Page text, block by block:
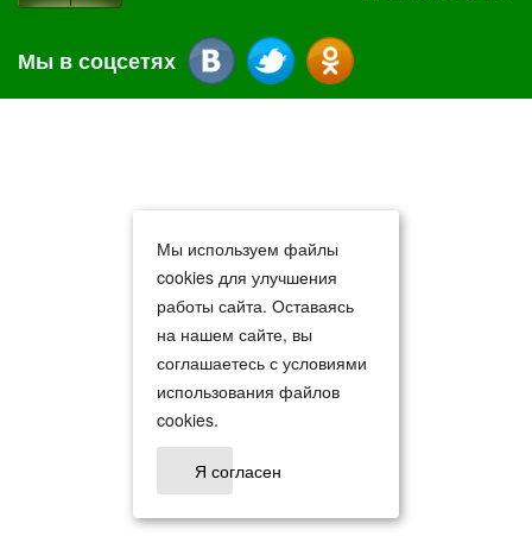
Мы в соцсетях
Мы используем файлы
cookies для улучшения
работы сайта. Оставаясь
на нашем сайте, вы
соглашаетесь с условиями
использования файлов
cookies.
Я согласен